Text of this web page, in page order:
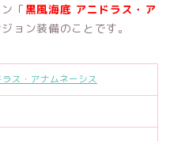
「 黒風海底 アニドラス・ア
ョン装備のことです。
ス・アナムネーシス